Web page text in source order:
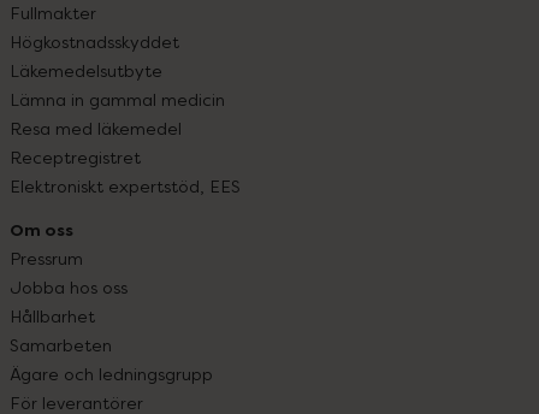
Fullmakter
Högkostnadsskyddet
Läkemedelsutbyte
Lämna in gammal medicin
Resa med läkemedel
Receptregistret
Elektroniskt expertstöd, EES
Om oss
Pressrum
Jobba hos oss
Hållbarhet
Samarbeten
Ägare och ledningsgrupp
För leverantörer